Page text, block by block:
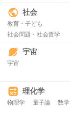
社会
教育・子ども
社会問題・社会哲学
宇宙
宇宙
理化学
物理学 量子論 数学